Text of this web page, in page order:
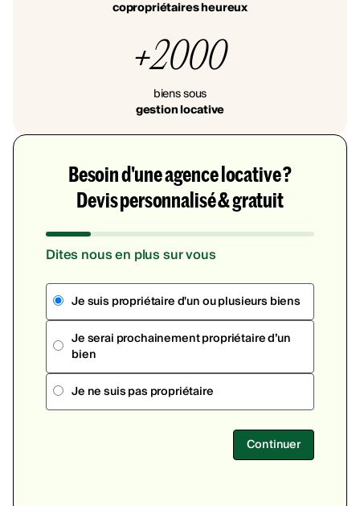
copropriétaires heureux
+2000
biens sous
gestion locative
Besoin d'une agence locative ?
Devis personnalisé & gratuit
Dites nous en plus sur vous
Je suis propriétaire d'un ou plusieurs biens
Je serai prochainement propriétaire d’un
bien
Je ne suis pas propriétaire
Continuer